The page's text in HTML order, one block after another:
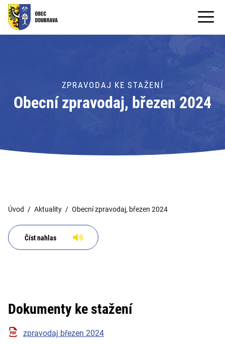
OBECNÍ ÚŘAD
PRO OBČANY
Formuláře ke stažení
PRO TURISTY
ZPRAVODAJ KE STAŽENÍ
Obecní zpravodaj, březen 2024
Úvod Aktuality Obecní zpravodaj, březen 2024
Číst nahlas
Dokumenty ke stažení
zpravodaj březen 2024